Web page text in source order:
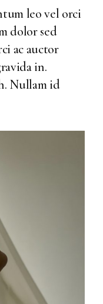
leo vel orci
dolor sed
ac auctor
in.
Nullam id